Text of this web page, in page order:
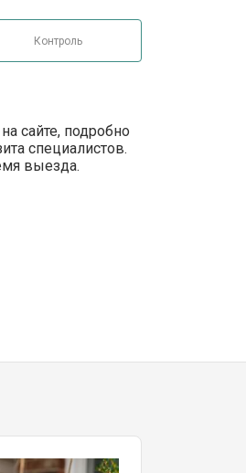
Контроль
сайте, подробно
специалистов.
выезда.